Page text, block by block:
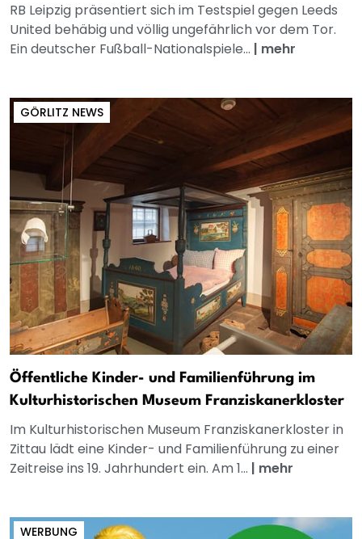
RB Leipzig präsentiert sich im Testspiel gegen Leeds
United behäbig und völlig ungefährlich vor dem Tor.
Ein deutscher Fußball-Nationalspiele... | mehr
GÖRLITZ NEWS
Öffentliche Kinder- und Familienführung im
Kulturhistorischen Museum Franziskanerkloster
Im Kulturhistorischen Museum Franziskanerkloster in
Zittau lädt eine Kinder- und Familienführung zu einer
Zeitreise ins 19. Jahrhundert ein. Am 1... | mehr
WERBUNG